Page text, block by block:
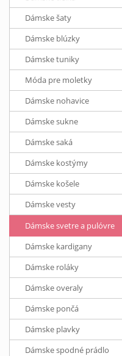
Dámske šaty
Dámske blúzky
Dámske tuniky
Móda pre moletky
Dámske nohavice
Dámske sukne
Dámske saká
Dámske kostýmy
Dámske košele
Dámske vesty
Dámske svetre a pulóvre
Dámske kardigany
Dámske roláky
Dámske overaly
Dámske pončá
Dámske plavky
Dámske spodné prádlo